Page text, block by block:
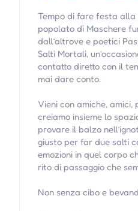
Tempo di fare festa alla
popolato di Maschere
dall’altrove e poetici
Salti Mortali,
contatto diretto con il
mai dare conto.
Vieni con amiche,
creiamo insieme lo
provare il balzo
giusto per far due salti
emozioni in quel corpo
rito di passaggio che
Non senza cibo e